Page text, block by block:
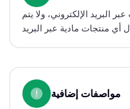
البريد الإلكتروني، ولا يتم
مواصفات إضافية